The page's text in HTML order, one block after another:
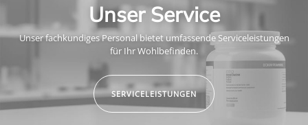
Unser Service
Unser fachkundiges Personal bietet umfassende Serviceleistungen
für Ihr Wohlbefinden.
SERVICELEISTUNGEN